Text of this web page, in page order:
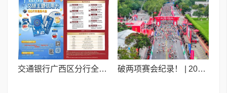
交通银行广西区分行全力助阵中国匹克球巡回赛总决赛 破两项赛会纪录！ | 2025中国-东盟马拉松荣耀开赛